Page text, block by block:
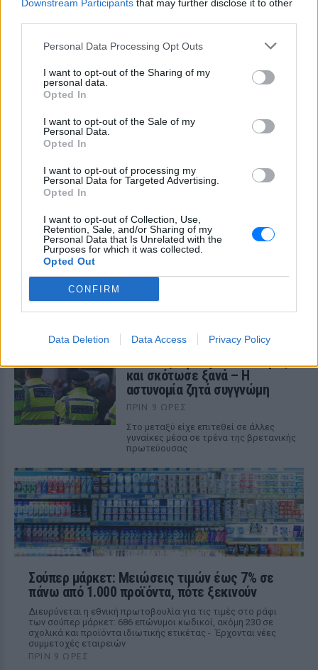
Downstream Participants that may further disclose it to other
Personal Data Processing Opt Outs
I want to opt-out of the Sharing of my
personal data.
Opted In
I want to opt-out of the Sale of my
Personal Data.
Opted In
I want to opt-out of processing my
Personal Data for Targeted Advertising.
Opted In
I want to opt-out of Collection, Use,
Retention, Sale, and/or Sharing of my
Personal Data that Is Unrelated with the
Purposes for which it was collected.
Opted Out
CONFIRM
Data Deletion Data Access Privacy Policy
ΣΤΗΝ ΙΔΙΑ ΚΑΤΗΓΟΡΙΑ
Φωτιά στα Αχλάδια Σητείας: Σε
Κρήτη
εκτυλίσσεται από τα βαθιά της νύχτας
της Παρασκευής 7/8 στη Σητεία
Λασιθίου, όπου ξέσπασε πυρκαγιά στην
Νέα Αγχίαλος: Ηλικιωμένος
αυνανιζόταν κοιτάζοντας
13χρονη από το παράθυρό του
αυνανιζόταν στη Νέα Αγχίαλο. Δείτε τις
λεπτομέρειες και την απόφαση του
Συνελήφθη για φόνο στο
Λονδίνο, αφέθηκε ελεύθερος
και σκότωσε ξανά – Η
αστυνομία ζητά συγγνώμη
ΠΡΙΝ 9 ΏΡΕΣ
Στο μεταξύ είχε επιτεθεί σε άλλες
γυναίκες μέσα σε τρένα της βρετανικής
πρωτεύουσας
Σούπερ μάρκετ: Μειώσεις τιμών έως 7% σε
πάνω από 1.000 προϊόντα, πότε ξεκινούν
Διευρύνεται η εθνική πρωτοβουλία για τις τιμές στο ράφι
των σούπερ μάρκετ: 686 επώνυμοι κωδικοί, ακόμη 230 σε
σχολικά και προϊόντα ιδιωτικής ετικέτας - Έρχονται νέες
συμμετοχές εταιρειών
ΠΡΙΝ 9 ΏΡΕΣ